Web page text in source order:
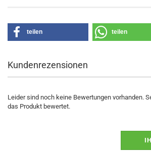
teilen teilen
Kundenrezensionen
Leider sind noch keine Bewertungen vorhanden.
das Produkt bewertet.